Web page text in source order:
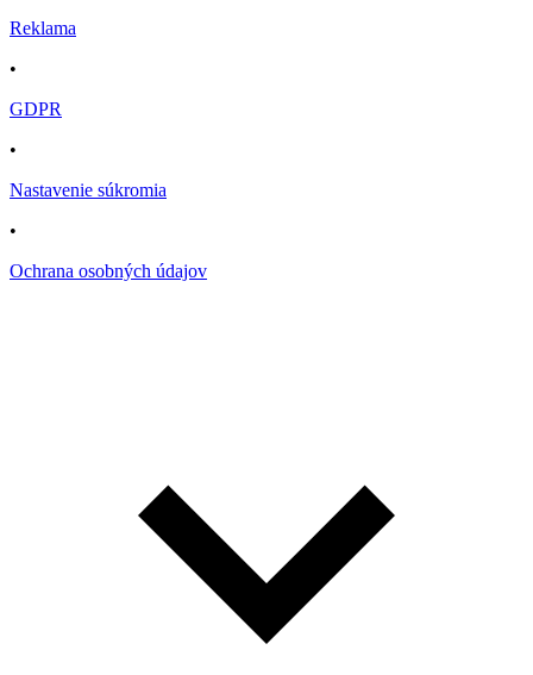
Reklama
•
GDPR
•
Nastavenie súkromia
•
Ochrana osobných údajov